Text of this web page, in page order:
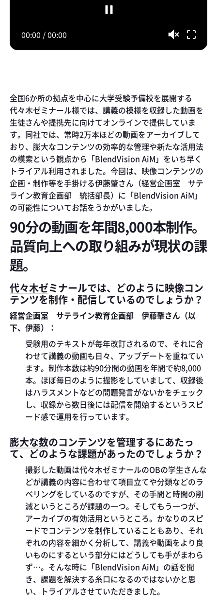
全国6か所の拠点を中心に大学受験予備校を展開する
代々木ゼミナール様では、講義の模様を収録した動画を
生徒さんや提携先に向けてオンラインで提供していま
す。同社では、常時2万本ほどの動画をアーカイブして
おり、膨大なコンテンツの効率的な管理や新たな活用法
の模索という観点から「BlendVision AiM」をいち早く
トライアル利用されました。今回は、映像コンテンツの
企画・制作等を手掛ける伊藤肇さん（経営企画室 サテ
ライン教育企画部 統括部長）に「BlendVision AiM」
の可能性についてお話をうかがいました。
90分の動画を年間8,000本制作。
品質向上への取り組みが現状の課
題。
代々木ゼミナールでは、どのように映像コン
テンツを制作・配信しているのでしょうか？
経営企画室 サテライン教育企画部 伊藤肇さん（以
下、伊藤）：
受験用のテキストが毎年改訂されるので、それに合
わせて講義の動画も日々、アップデートを重ねてい
ます。制作本数は約90分間の動画を年間で約8,000
本。ほぼ毎日のように撮影をしていまして、収録後
はハラスメントなどの問題発言がないかをチェック
し、収録から数日後には配信を開始するというスピ
ード感で運用を行っています。
膨大な数のコンテンツを管理するにあたっ
て、どのような課題があったのでしょうか？
撮影した動画は代々木ゼミナールのOBの学生さんな
どが講義の内容に合わせて項目立てや分類などのラ
ベリングをしているのですが、その手間と時間の削
減というところが課題の一つ。そしてもう一つが、
アーカイブの有効活用というところ。かなりのスピ
ードでコンテンツを制作していることもあり、それ
ぞれの内容を細かく分析して、講義や動画をより良
いものにするという部分にはどうしても手がまわら
ず…。そんな時に「BlendVision AiM」の話を聞
き、課題を解決する糸口になるのではないかと思
い、トライアルさせていただきました。